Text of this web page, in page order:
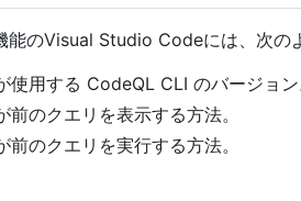
能のVisual Studio Codeには、次の
使用する CodeQL CLI のバージョ
前のクエリを表示する方法。
前のクエリを実行する方法。